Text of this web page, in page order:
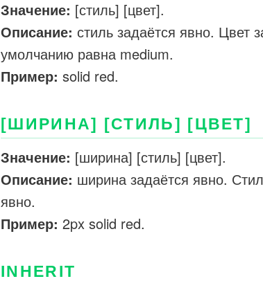
Значение: [стиль] [цвет].
Описание: стиль задаётся явно. Цвет
умолчанию равна medium.
Пример: solid red.
[ШИРИНА] [СТИЛЬ] [ЦВЕТ]
Значение: [ширина] [стиль] [цвет].
Описание: ширина задаётся явно.
явно.
Пример: 2px solid red.
INHERIT